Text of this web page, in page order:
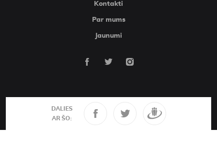
DALIES
AR ŠO:
Kontakti
Par mums
Jaunumi